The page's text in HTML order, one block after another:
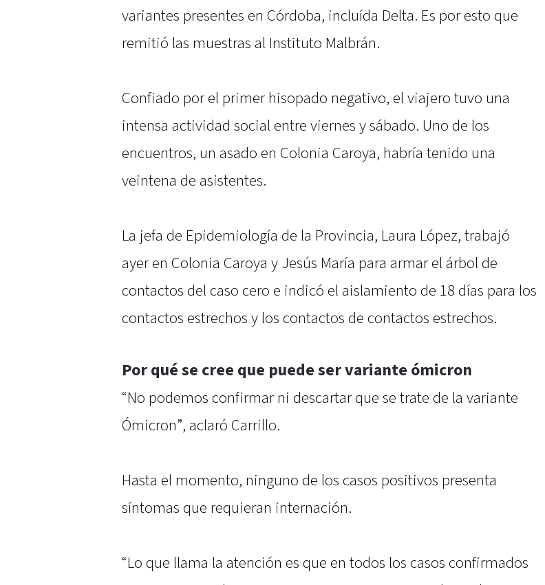
variantes presentes en Córdoba, incluída Delta. Es por esto que
remitió las muestras al Instituto Malbrán.
Confiado por el primer hisopado negativo, el viajero tuvo una
intensa actividad social entre viernes y sábado. Uno de los
encuentros, un asado en Colonia Caroya, habría tenido una
veintena de asistentes.
La jefa de Epidemiología de la Provincia, Laura López, trabajó
ayer en Colonia Caroya y Jesús María para armar el árbol de
contactos del caso cero e indicó el aislamiento de 18 días para los
contactos estrechos y los contactos de contactos estrechos.
Por qué se cree que puede ser variante ómicron
“No podemos confirmar ni descartar que se trate de la variante
Ómicron”, aclaró Carrillo.
Hasta el momento, ninguno de los casos positivos presenta
síntomas que requieran internación.
“Lo que llama la atención es que en todos los casos confirmados